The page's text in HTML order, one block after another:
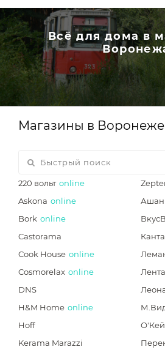
Всё для дома в
Магазины в Воронеже
220 вольт online
Askona online
Bork online
Castorama
Cook House online
Cosmorelax online
DNS
H&M Home online
Hoff
Kerama Marazzi
Ашан
Лента
О'Кей